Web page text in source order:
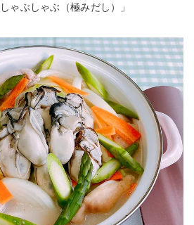
ゃぶしゃぶ（極みだし）」